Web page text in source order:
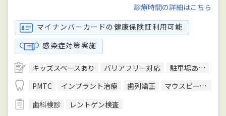
診療時間の詳細はこちら
マイナンバーカードの健康保険証利用可能
感染症対策実施
キッズスペースあり バリアフリー対応 駐車場あり
PMTC
インプラント治療 歯列矯正
マウスピース型装置を用いた矯正
歯科検診
レントゲン検査